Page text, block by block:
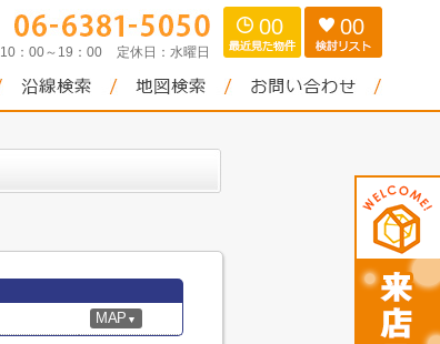
10：00～19：00 定休日： 水曜日
00 00
MAP ▼